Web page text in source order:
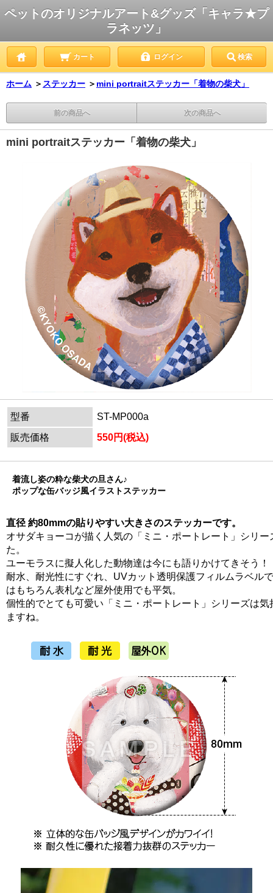
ペットのオリジナルアート&グッズ「キャラ★プ
ラネッツ」
カート ログイン 検索
ホーム ＞ ステッカー ＞ mini portraitステッカー「着物の柴犬」
前の商品へ 次の商品へ
mini portraitステッカー「着物の柴犬」
型番
ST-MP000a
販売価格
550円(税込)
着流し姿の粋な柴犬の旦さん♪
ポップな缶バッジ風イラストステッカー
直径 約80mmの貼りやすい大きさのステッカーです。
オサダキョーコが描く人気の「ミニ・ポートレート」シリ
た。
ユーモラスに擬人化した動物達は今にも語りかけてきそう！
耐水、耐光性にすぐれ、UVカット透明保護フィルムラベル
はもちろん表札など屋外使用でも平気。
個性的でとても可愛い「ミニ・ポートレート」シリーズは
ますね。